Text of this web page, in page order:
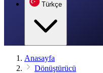
Türkçe
Anasayfa
Dönüştürücü